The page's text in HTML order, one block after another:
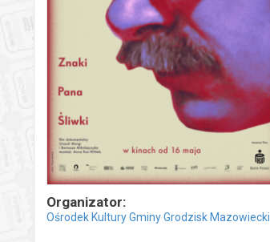
Organizator:
Ośrodek Kultury Gminy Grodzisk Mazowiecki